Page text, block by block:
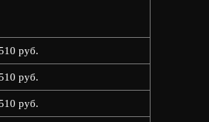
руб.
руб.
руб.